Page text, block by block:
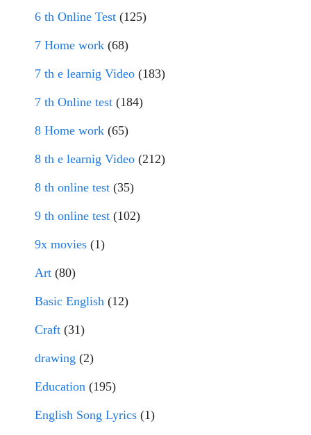
6 th Online Test (125)
7 Home work (68)
7 th e learnig Video (183)
7 th Online test (184)
8 Home work (65)
8 th e learnig Video (212)
8 th online test (35)
9 th online test (102)
9x movies (1)
Art (80)
Basic English (12)
Craft (31)
drawing (2)
Education (195)
English Song Lyrics (1)